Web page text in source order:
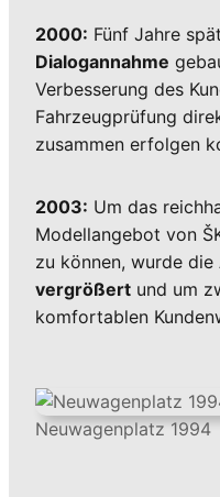
2000: Fünf Jahre
Dialogannahme
Verbesserung des
Fahrzeugprüfung
zusammen erfolgen
2003: Um das
Modellangebot von
zu können, wurde die
vergrößert und um
komfortablen
Neuwagenplatz 1994